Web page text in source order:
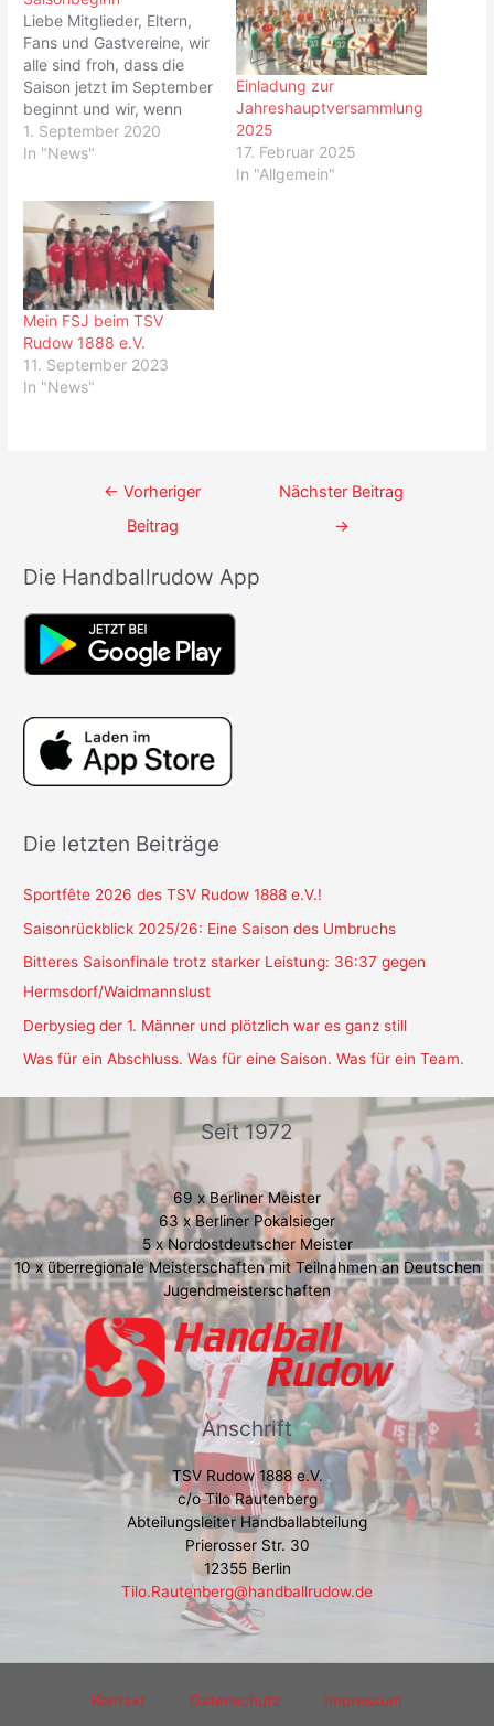
Liebe Mitglieder, Eltern,
Fans und Gastvereine, wir
alle sind froh, dass die
Saison jetzt im September
beginnt und wir, wenn
auch mit großen
Einschränkungen, nun
nachgehen können. Nach
sorgfältigem Abwägen
haben wir uns allerdings
entschieden alle
Heimspiele in unseren
Rudower Hallen bis auf
Weiteres ausnahmslos
ohne Publikum…
1. September 2020
In "News"
Einladung zur
Jahreshauptversammlung
2025
17. Februar 2025
In "Allgemein"
Mein FSJ beim TSV
Rudow 1888 e.V.
11. September 2023
In "News"
Beitrags-
← Vorheriger
Beitrag
Nächster Beitrag
→
Die Handballrudow App
Die letzten Beiträge
Sportfête 2026 des TSV Rudow 1888 e.V.!
Saisonrückblick 2025/26: Eine Saison des Umbruchs
Bitteres Saisonfinale trotz starker Leistung: 36:37 gegen
Hermsdorf/Waidmannslust
Derbysieg der 1. Männer und plötzlich war es ganz still
Was für ein Abschluss. Was für eine Saison. Was für ein Team.
Seit 1972
69 x Berliner Meister
63 x Berliner Pokalsieger
5 x Nordostdeutscher Meister
10 x überregionale Meisterschaften mit Teilnahmen an Deutschen
Jugendmeisterschaften
Anschrift
TSV Rudow 1888 e.V.
c/o Tilo Rautenberg
Abteilungsleiter Handballabteilung
Prierosser Str. 30
12355 Berlin
Tilo.Rautenberg@handballrudow.de
Kontakt Datenschutz Impressum